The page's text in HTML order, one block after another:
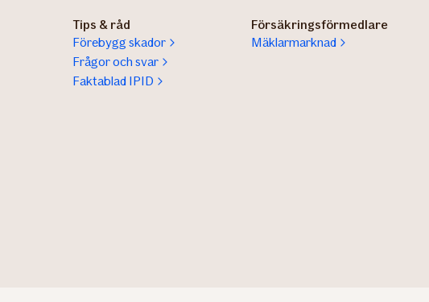
Tips & råd
Förebygg skador
Frågor och svar
Faktablad IPID
Försäkringsförmedlare
Mäklarmarknad